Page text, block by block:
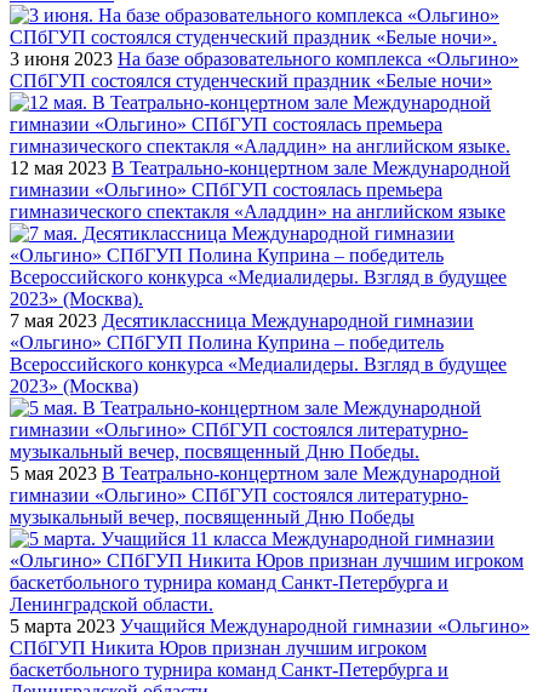
3 июня 2023 На базе образовательного комплекса «Ольгино»
СПбГУП состоялся студенческий праздник «Белые ночи»
12 мая 2023 В Театрально-концертном зале Международной
гимназии «Ольгино» СПбГУП состоялась премьера
гимназического спектакля «Аладдин» на английском языке
7 мая 2023 Десятиклассница Международной гимназии
«Ольгино» СПбГУП Полина Куприна – победитель
Всероссийского конкурса «Медиалидеры. Взгляд в будущее
2023» (Москва)
5 мая 2023 В Театрально-концертном зале Международной
гимназии «Ольгино» СПбГУП состоялся литературно-
музыкальный вечер, посвященный Дню Победы
5 марта 2023 Учащийся Международной гимназии «Ольгино»
СПбГУП Никита Юров признан лучшим игроком
баскетбольного турнира команд Санкт-Петербурга и